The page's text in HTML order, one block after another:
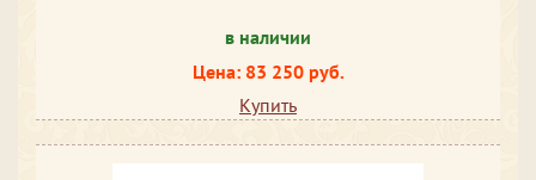
в наличии
Цена: 83 250 руб.
Купить